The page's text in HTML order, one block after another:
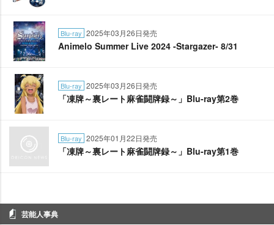
Blu-ray 2025年03月26日発売
Animelo Summer Live 2024 -Stargazer- 8/31
Blu-ray 2025年03月26日発売
「凍牌～裏レート麻雀闘牌録～」Blu-ray第2巻
Blu-ray 2025年01月22日発売
「凍牌～裏レート麻雀闘牌録～」Blu-ray第1巻
芸能人事典